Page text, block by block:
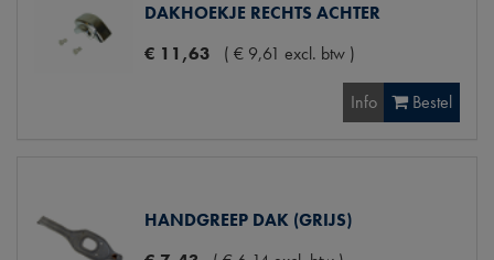
DAKHOEKJE RECHTS ACHTER
€ 11 ,63 ( € 9,61 excl. btw )
Info Bestel
HANDGREEP DAK (GRIJS)